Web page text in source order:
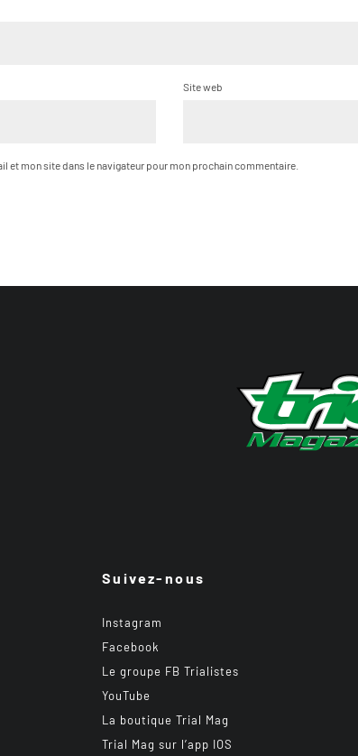
Site web
et mon site dans le navigateur pour mon prochain commentaire.
Suivez-nous
Instagram
Facebook
Le groupe FB Trialistes
YouTube
La boutique Trial Mag
Trial Mag sur l’app IOS